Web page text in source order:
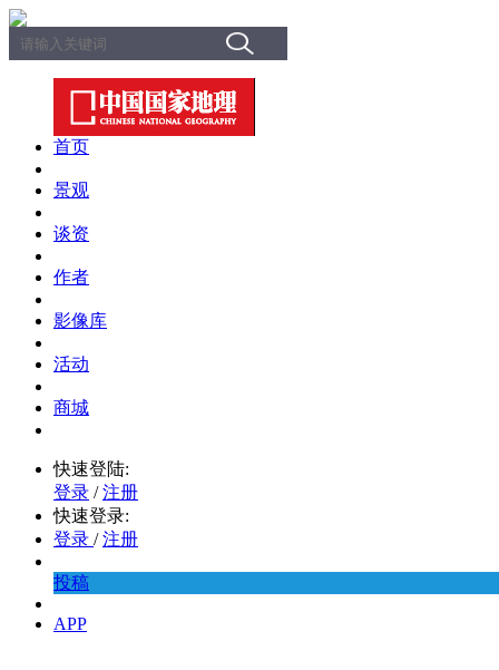
首页
景观
谈资
作者
影像库
活动
商城
快速登陆:
登录 / 注册
快速登录:
登录 / 注册
投稿
APP